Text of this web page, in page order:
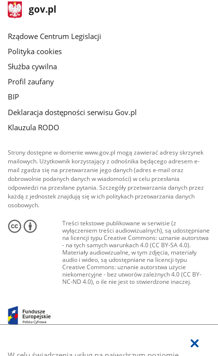
stopka
gov.plStrona
gov.pl
Rządowe Centrum Legislacji
Polityka cookies
Służba cywilna
Profil zaufany
BIP
Deklaracja dostępności serwisu Gov.pl
Klauzula RODO
Strony dostępne w domenie www.gov.pl mogą zawierać adresy skrzynek
mailowych. Użytkownik korzystający z odnośnika będącego adresem e-
mail zgadza się na przetwarzanie jego danych (adres e-mail oraz
dobrowolnie podanych danych w wiadomości) w celu przesłania
odpowiedzi na przesłane pytania. Szczegóły przetwarzania danych przez
każdą z jednostek znajdują się w ich politykach przetwarzania danych
osobowych.
Treści tekstowe publikowane w serwisie (z
wyłączeniem treści audiowizualnych), są udostępniane
na licencji typu Creative Commons: uznanie autorstwa
- na tych samych warunkach 4.0 (CC BY-SA 4.0).
Materiały audiowizualne, w tym zdjęcia, materiały
audio i wideo, są udostępniane na licencji typu
Creative Commons: uznanie autorstwa użycie
niekomercyjne - bez utworów zależnych 4.0 (CC BY-
NC-ND 4.0), o ile nie jest to stwierdzone inaczej.